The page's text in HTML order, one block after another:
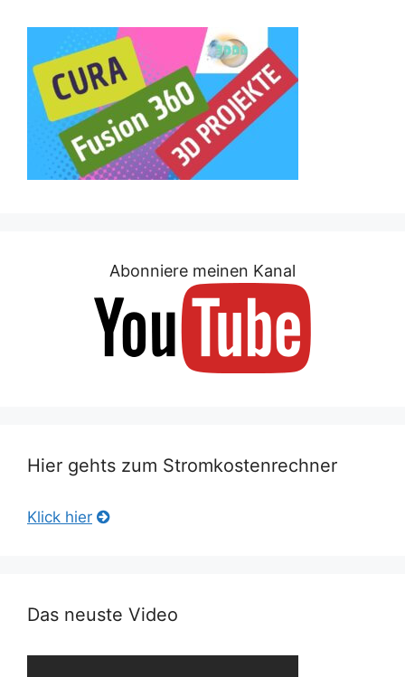
Abonniere meinen Kanal
Hier gehts zum Stromkostenrechner
Klick hier
Das neuste Video